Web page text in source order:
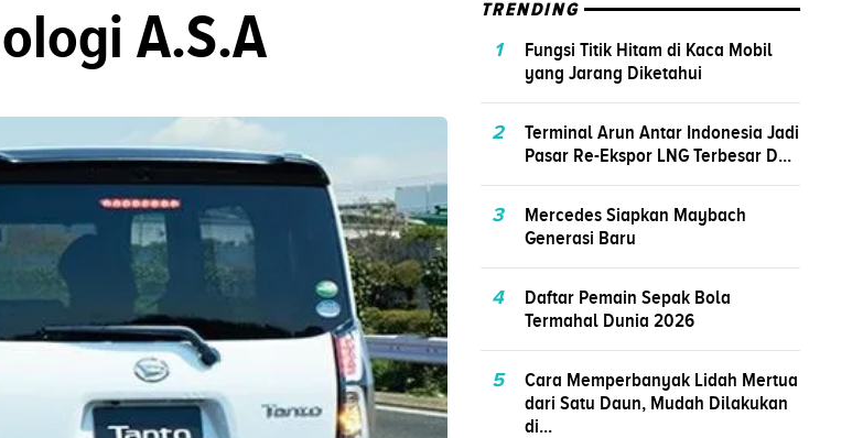
A.S.A
TRENDING
1
Fungsi Titik Hitam di Kaca Mobil
yang Jarang Diketahui
2
Terminal Arun Antar Indonesia Jadi
Pasar Re-Ekspor LNG Terbesar D...
3
Mercedes Siapkan Maybach
Generasi Baru
4
Daftar Pemain Sepak Bola
Termahal Dunia 2026
5
Cara Memperbanyak Lidah Mertua
dari Satu Daun, Mudah Dilakukan
di...